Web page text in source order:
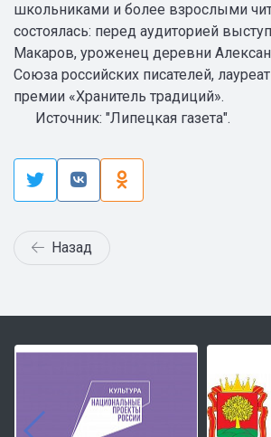
школьниками и более взрослыми
состоялась: перед аудиторией
Макаров, уроженец деревни
Союза российских писателей,
премии «Хранитель традиций».
Источник: "Липецкая газета".
Назад